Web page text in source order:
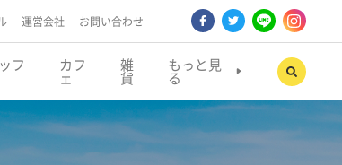
運営会社 お問い合わせ
フ
カフ
ェ
雑
貨
もっと見
る